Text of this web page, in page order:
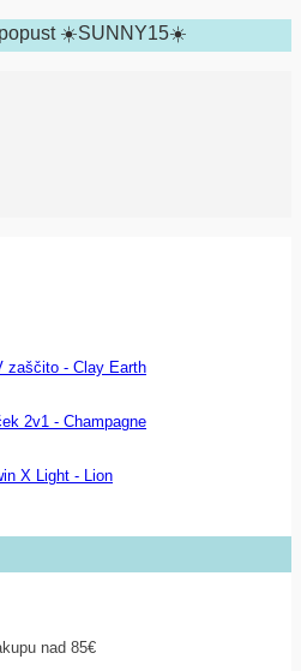
☀️SUNNY15☀️
zaščito - Clay Earth
2v1 - Champagne
X Light - Lion
nad 85€